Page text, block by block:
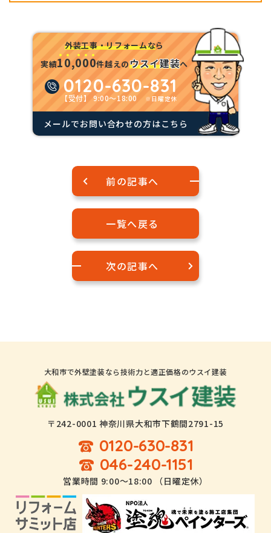
外装工事・リフォームなら
実績10,000件越えのウスイ建装へ
0120-630-831
【受付】 9:00～18:00 ※日曜定休
メールでお問い合わせの方はこちら
前の記事へ
一覧へ戻る
次の記事へ
大和市で外壁塗装なら技術力と適正価格のウスイ建装
〒242-0001 神奈川県大和市下鶴間2791-15
0120-630-831
046-240-1151
営業時間 9:00～18:00 （日曜定休）